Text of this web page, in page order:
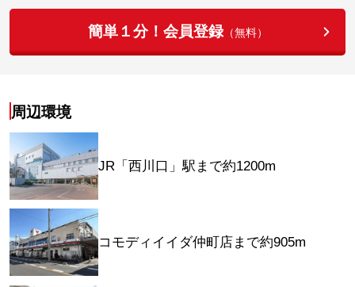
簡単１分！会員登録（無料）
周辺環境
JR「西川口」駅まで約1200m
コモディイイダ仲町店まで約905m